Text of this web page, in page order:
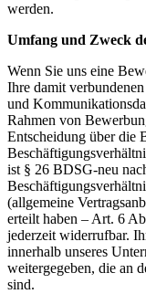
werden.
Umfang und Zweck
Wenn Sie uns eine
Ihre damit
und
Rahmen von
Entscheidung über die
ist § 26 BDSG-neu
(allgemeine
erteilt haben – Art. 6
jederzeit widerrufbar.
innerhalb unseres
weitergegeben, die an
sind.